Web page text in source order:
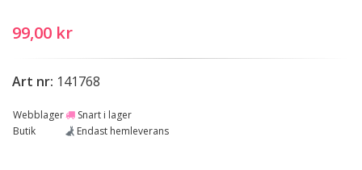
99,00 kr
Art nr: 141768
Webblager
Snart i lager
Butik
Endast hemleverans